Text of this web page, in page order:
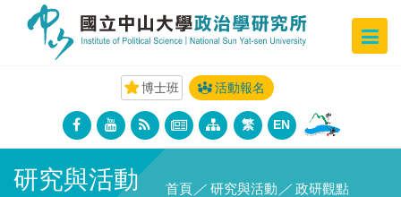
博士班 活動報名
繁 EN
研究與活動 首頁 ／ 研究與活動 ／ 政研觀點